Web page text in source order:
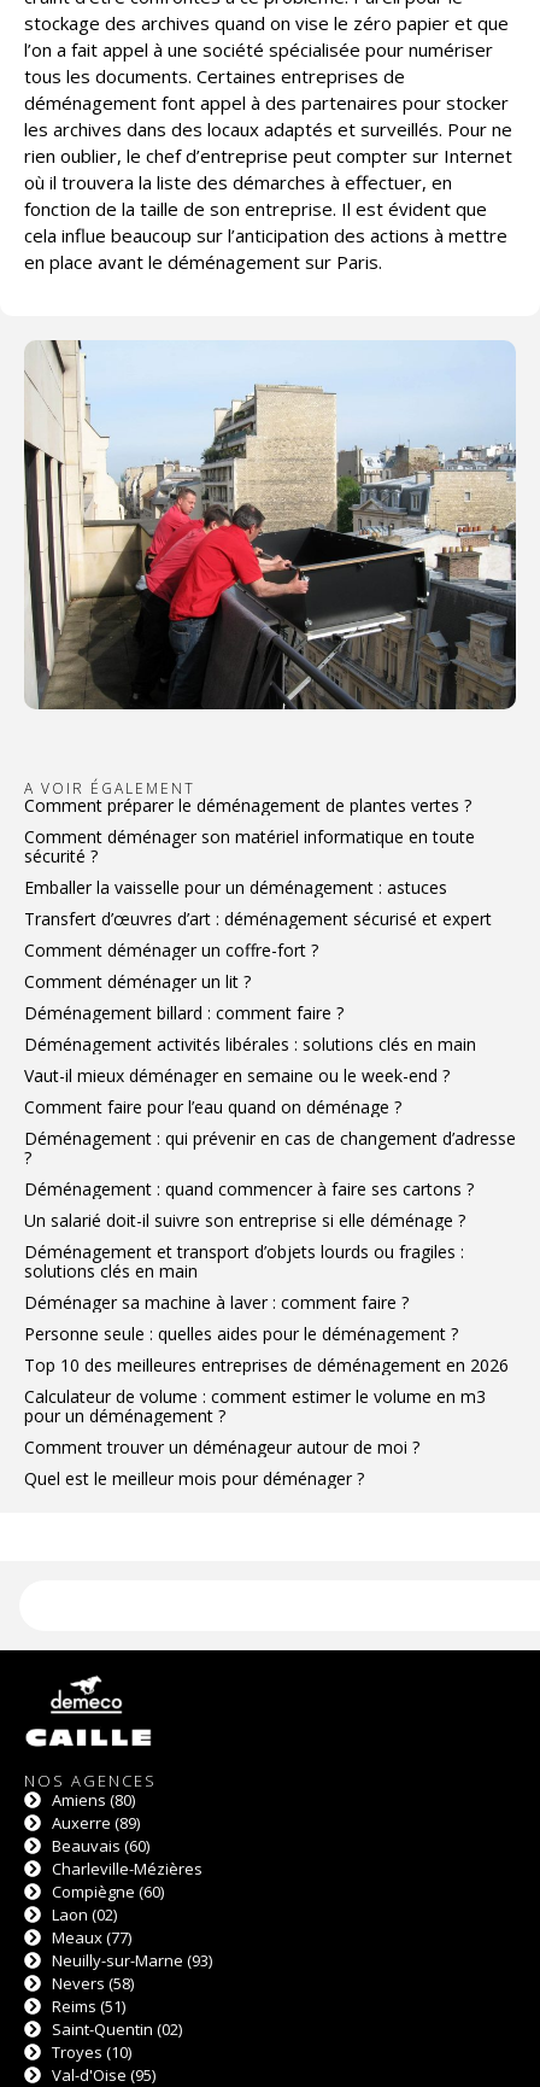
stockage des archives quand on vise le zéro papier et que
l’on a fait appel à une société spécialisée pour numériser
tous les documents. Certaines entreprises de
déménagement font appel à des partenaires pour stocker
les archives dans des locaux adaptés et surveillés. Pour ne
rien oublier, le chef d’entreprise peut compter sur Internet
où il trouvera la liste des démarches à effectuer, en
fonction de la taille de son entreprise. Il est évident que
cela influe beaucoup sur l’anticipation des actions à mettre
en place avant le déménagement sur Paris.
A VOIR ÉGALEMENT
Comment préparer le déménagement de plantes vertes ?
Comment déménager son matériel informatique en toute
sécurité ?
Emballer la vaisselle pour un déménagement : astuces
Transfert d’œuvres d’art : déménagement sécurisé et expert
Comment déménager un coffre-fort ?
Comment déménager un lit ?
Déménagement billard : comment faire ?
Déménagement activités libérales : solutions clés en main
Vaut-il mieux déménager en semaine ou le week-end ?
Comment faire pour l’eau quand on déménage ?
Déménagement : qui prévenir en cas de changement d’adresse
?
Déménagement : quand commencer à faire ses cartons ?
Un salarié doit-il suivre son entreprise si elle déménage ?
Déménagement et transport d’objets lourds ou fragiles :
solutions clés en main
Déménager sa machine à laver : comment faire ?
Personne seule : quelles aides pour le déménagement ?
Top 10 des meilleures entreprises de déménagement en 2026
Calculateur de volume : comment estimer le volume en m3
pour un déménagement ?
Comment trouver un déménageur autour de moi ?
Quel est le meilleur mois pour déménager ?
NOS AGENCES
Amiens (80)
Auxerre (89)
Beauvais (60)
Charleville-Mézières
Compiègne (60)
Laon (02)
Meaux (77)
Neuilly-sur-Marne (93)
Nevers (58)
Reims (51)
Saint-Quentin (02)
Troyes (10)
Val-d'Oise (95)